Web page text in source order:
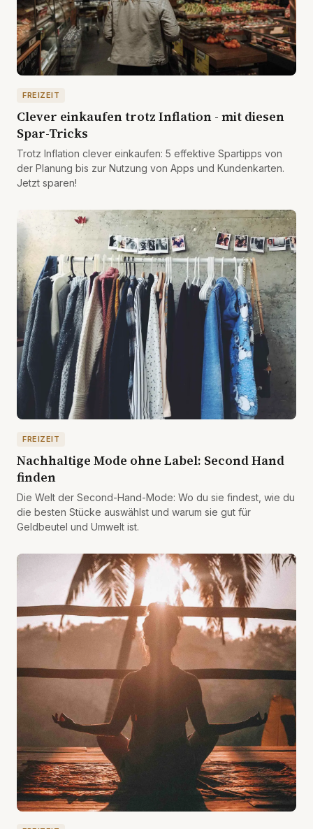
FREIZEIT
Clever einkaufen trotz Inflation - mit diesen
Spar-Tricks
Trotz Inflation clever einkaufen: 5 effektive Spartipps von
der Planung bis zur Nutzung von Apps und Kundenkarten.
Jetzt sparen!
FREIZEIT
Nachhaltige Mode ohne Label: Second Hand
finden
Die Welt der Second-Hand-Mode: Wo du sie findest, wie du
die besten Stücke auswählst und warum sie gut für
Geldbeutel und Umwelt ist.